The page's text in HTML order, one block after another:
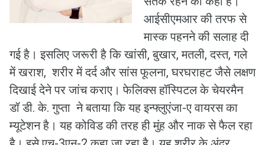
आईसीएमआर की तरफ से
मास्क पहनने की सलाह दी
गई है। इसलिए जरूरी है कि खांसी, बुखार, मतली, दस्त, गले
में खराश, शरीर में दर्द और सांस फूलना, घरघराहट जैसे लक्षण
दिखाई देने पर जांच कराए। फेलिक्स हॉस्पिटल के चेयरमैन
डॉ डी. के. गुप्ता ने बताया कि यह इन्फ्लुएंजा-ए वायरस का
म्यूटेशन है। यह कोविड की तरह ही मुंह और नाक से फैल रहा